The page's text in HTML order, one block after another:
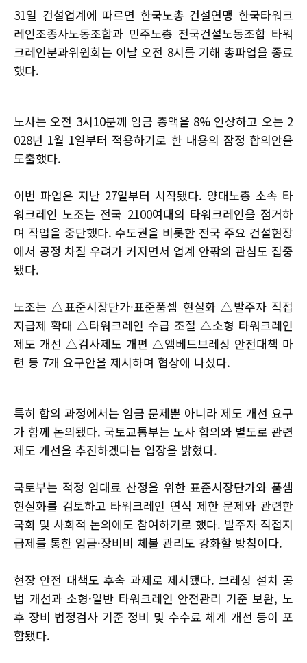
31일 건설업계에 따르면 한국노총 건설연맹 한국타워크
레인조종사노동조합과 민주노총 전국건설노동조합 타워
크레인분과위원회는 이날 오전 8시를 기해 총파업을 종료
했다.
노사는 오전 3시10분께 임금 총액을 8% 인상하고 오는 2
028년 1월 1일부터 적용하기로 한 내용의 잠정 합의안을
도출했다.
이번 파업은 지난 27일부터 시작됐다. 양대노총 소속 타
워크레인 노조는 전국 2100여대의 타워크레인을 점거하
며 작업을 중단했다. 수도권을 비롯한 전국 주요 건설현장
에서 공정 차질 우려가 커지면서 업계 안팎의 관심도 집중
됐다.
노조는 △표준시장단가·표준품셈 현실화 △발주자 직접
지급제 확대 △타워크레인 수급 조절 △소형 타워크레인
제도 개선 △검사제도 개편 △앰베드브레싱 안전대책 마
련 등 7개 요구안을 제시하며 협상에 나섰다.
특히 합의 과정에서는 임금 문제뿐 아니라 제도 개선 요구
가 함께 논의됐다. 국토교통부는 노사 합의와 별도로 관련
제도 개선을 추진하겠다는 입장을 밝혔다.
국토부는 적정 임대료 산정을 위한 표준시장단가와 품셈
현실화를 검토하고 타워크레인 연식 제한 문제와 관련한
국회 및 사회적 논의에도 참여하기로 했다. 발주자 직접지
급제를 통한 임금·장비비 체불 관리도 강화할 방침이다.
현장 안전 대책도 후속 과제로 제시됐다. 브레싱 설치 공
법 개선과 소형·일반 타워크레인 안전관리 기준 보완, 노
후 장비 법정검사 기준 정비 및 수수료 체계 개선 등이 포
함됐다.